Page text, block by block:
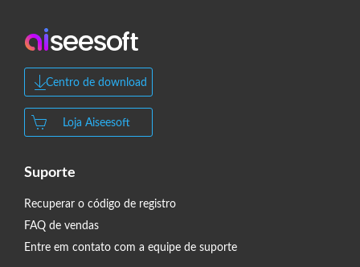
Centro de download
Loja Aiseesoft
Suporte
Recuperar o código de registro
FAQ de vendas
Entre em contato com a equipe de suporte